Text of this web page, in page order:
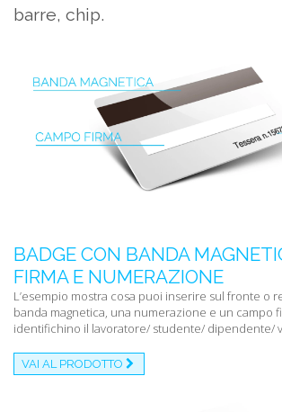
barre, chip.
BADGE CON BANDA
FIRMA E NUMERAZIONE
L’esempio mostra cosa puoi inserire sul fronte o
banda magnetica, una numerazione e un campo
identifichino il lavoratore/ studente/ dipendente/
VAI AL PRODOTTO